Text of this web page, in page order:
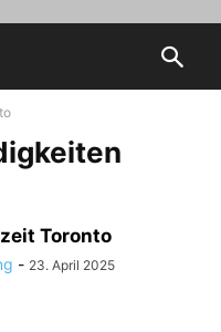
Toronto
- 23. April 2025